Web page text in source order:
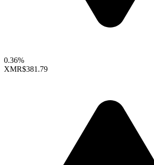
0.36%
XMR$381.79